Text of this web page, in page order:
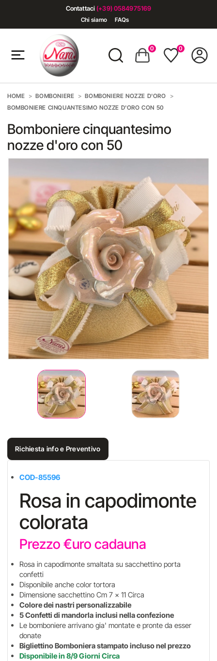
Contattaci (+39) 0584975169
Chi siamo FAQs
0 0
HOME BOMBONIERE
BOMBONIERE NOZZE D'ORO
BOMBONIERE CINQUANTESIMO NOZZE D'ORO CON 50
Bomboniere cinquantesimo
nozze d'oro con 50
Richiesta info e Preventivo
COD-85596
Rosa in capodimonte
colorata
Prezzo €uro cadauna
Rosa in capodimonte smaltata su sacchettino porta
confetti
Disponibile anche color tortora
Dimensione sacchettino Cm 7 x 11 Circa
Colore dei nastri personalizzabile
5 Confetti di mandorla inclusi nella confezione
Le bomboniere arrivano gia' montate e pronte da esser
donate
Bigliettino Bomboniera stampato incluso nel prezzo
Disponibile in 8/9 Giorni Circa